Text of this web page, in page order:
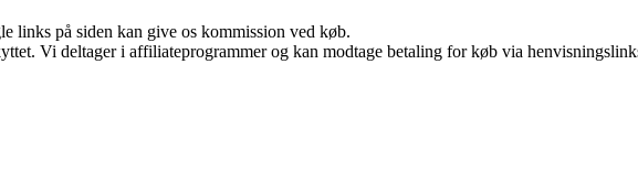
links på siden kan give os kommission ved køb.
Vi deltager i affiliateprogrammer og kan modtage betaling for køb via